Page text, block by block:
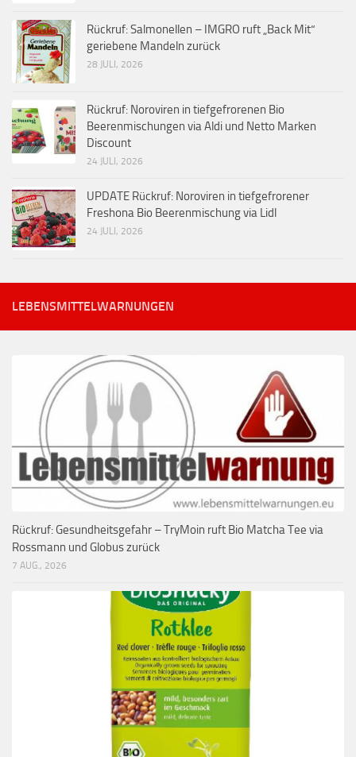
Rückruf: Salmonellen – IMGRO ruft „Back Mit“
geriebene Mandeln zurück
28 JULI, 2026
Rückruf: Noroviren in tiefgefrorenen Bio
Beerenmischungen via Aldi und Netto Marken
Discount
24 JULI, 2026
UPDATE Rückruf: Noroviren in tiefgefrorener
Freshona Bio Beerenmischung via Lidl
24 JULI, 2026
LEBENSMITTELWARNUNGEN
Rückruf: Gesundheitsgefahr – TryMoin ruft Bio Matcha Tee via
Rossmann und Globus zurück
7 AUG., 2026